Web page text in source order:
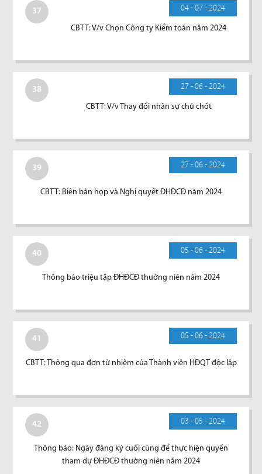
37 04 - 07 - 2024
CBTT: V/v Chọn Công ty Kiểm toán năm 2024
38 27 - 06 - 2024
CBTT: V/v Thay đổi nhân sự chủ chốt
39 27 - 06 - 2024
CBTT: Biên bản họp và Nghị quyết ĐHĐCĐ năm 2024
40 05 - 06 - 2024
Thông báo triệu tập ĐHĐCĐ thường niên năm 2024
41 05 - 06 - 2024
CBTT: Thông qua đơn từ nhiệm của Thành viên HĐQT độc lập
42 03 - 05 - 2024
Thông báo: Ngày đăng ký cuối cùng để thực hiện quyền
tham dự ĐHĐCĐ thường niên năm 2024